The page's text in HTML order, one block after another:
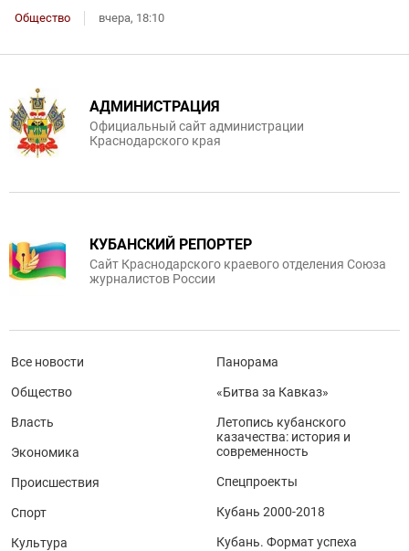
Общество вчера, 18:10
АДМИНИСТРАЦИЯ
Официальный сайт администрации
Краснодарского края
КУБАНСКИЙ РЕПОРТЕР
Сайт Краснодарского краевого отделения Союза
журналистов России
Все новости
Общество
Власть
Экономика
Происшествия
Спорт
Культура
Панорама
«Битва за Кавказ»
Летопись кубанского
казачества: история и
современность
Спецпроекты
Кубань 2000-2018
Кубань. Формат успеха